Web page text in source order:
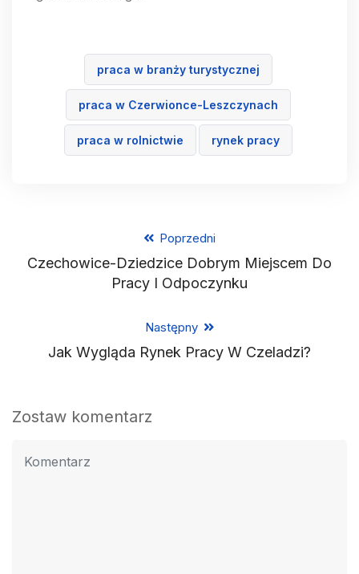
praca w branży turystycznej
praca w Czerwionce-Leszczynach
praca w rolnictwie rynek pracy
Poprzedni
Czechowice-Dziedzice Dobrym Miejscem Do
Pracy I Odpoczynku
Następny
Jak Wygląda Rynek Pracy W Czeladzi?
Zostaw komentarz